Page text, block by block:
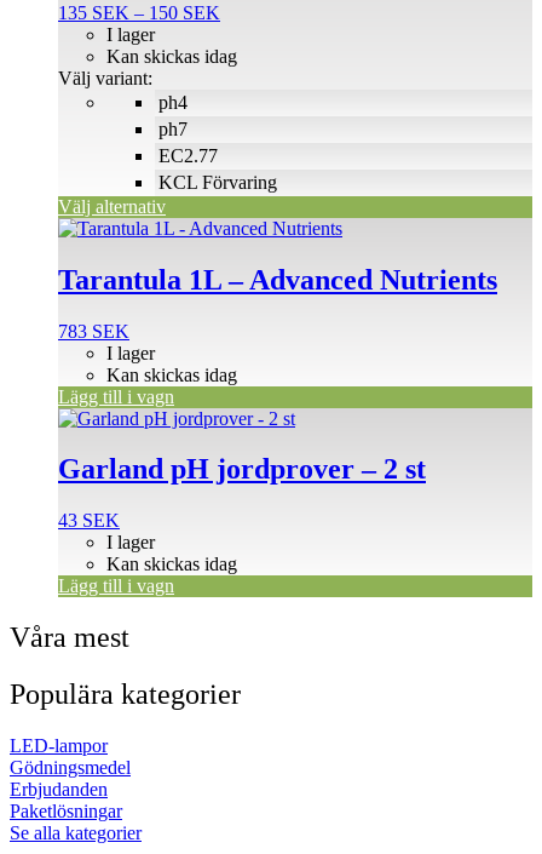
135 SEK – 150 SEK
till
ph4
ph7
EC2.77
KCL Förvaring
I lager
Kan skickas idag
Välj variant:
Välj alternativ
varianter.
olika
alternativen
Tarantula 1L – Advanced Nutrients
783 SEK
I lager
Kan skickas idag
Lägg till i vagn
Garland pH jordprover – 2 st
43 SEK
I lager
Kan skickas idag
Lägg till i vagn
Våra mest
Populära kategorier
LED-lampor
Gödningsmedel
Erbjudanden
Paketlösningar
Se alla kategorier